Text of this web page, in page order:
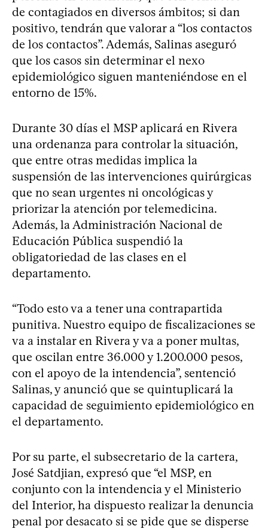
de contagiados en diversos ámbitos; si dan
positivo, tendrán que valorar a “los contactos
de los contactos”. Además, Salinas aseguró
que los casos sin determinar el nexo
epidemiológico siguen manteniéndose en el
entorno de 15%.
Durante 30 días el MSP aplicará en Rivera
una ordenanza para controlar la situación,
que entre otras medidas implica la
suspensión de las intervenciones quirúrgicas
que no sean urgentes ni oncológicas y
priorizar la atención por telemedicina.
Además, la Administración Nacional de
Educación Pública suspendió la
obligatoriedad de las clases en el
departamento.
“Todo esto va a tener una contrapartida
punitiva. Nuestro equipo de fiscalizaciones se
va a instalar en Rivera y va a poner multas,
que oscilan entre 36.000 y 1.200.000 pesos,
con el apoyo de la intendencia”, sentenció
Salinas, y anunció que se quintuplicará la
capacidad de seguimiento epidemiológico en
el departamento.
Por su parte, el subsecretario de la cartera,
José Satdjian, expresó que “el MSP, en
conjunto con la intendencia y el Ministerio
del Interior, ha dispuesto realizar la denuncia
penal por desacato si se pide que se disperse